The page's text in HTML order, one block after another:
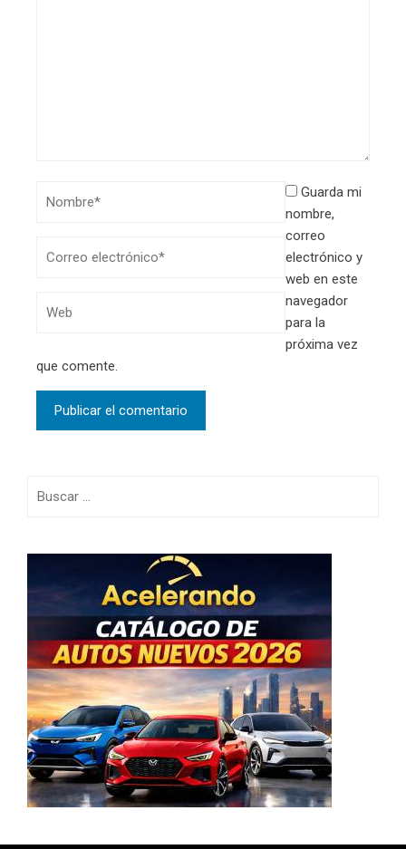
Guarda mi
nombre,
correo
electrónico y
web en este
navegador
para la
próxima vez
que comente.